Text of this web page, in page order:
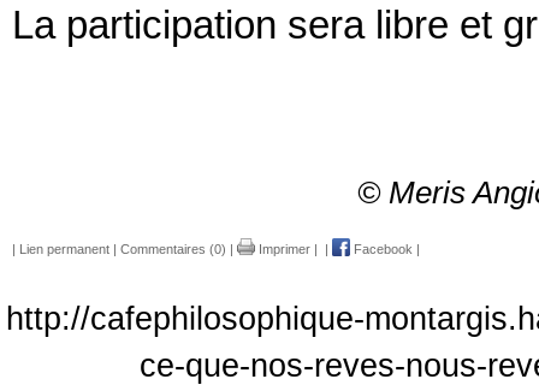
La participation sera libre et
© Meris
| Lien permanent | Commentaires (0) | Imprimer | | Facebook |
http://cafephilosophique-
ce-que-nos-reves-nous-